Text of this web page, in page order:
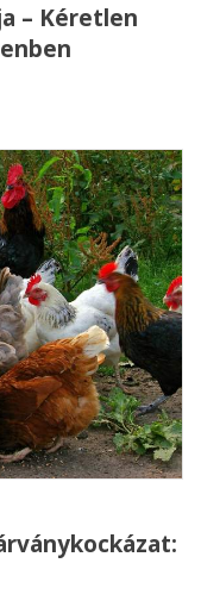
– Kéretlen